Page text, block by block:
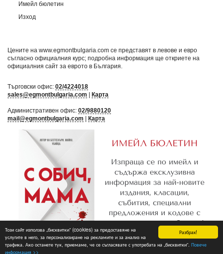
Разбрах!
Този сайт използва „бисквитки“ (cookies) за предоставяне на
услугите в него, за персонализиране на рекламите и за анализ на
трафика. Ако останете тук, приемаме, че се съгласявате с употребата на „бисквитки“. Повече
информация >>
Имейл бюлетин
Изход
Цените на www.egmontbulgaria.com се представят в левове и евро
съгласно официалния курс; подробна информация ще откриете на
официалния сайт за еврото в България
Търговски офис: 02/4224018
sales@egmontbulgaria.com
Карта
Административен офис: 02/9880120
mail@egmontbulgaria.com
Карта